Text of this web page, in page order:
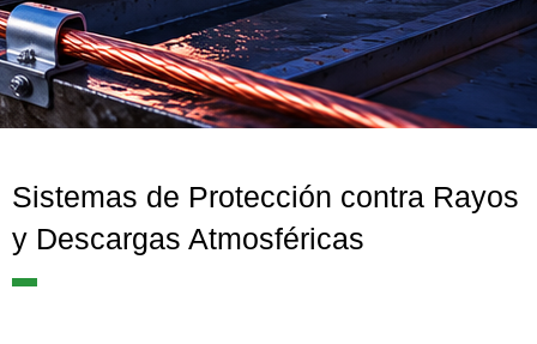
Sistemas de Protección contra Rayos
y Descargas Atmosféricas